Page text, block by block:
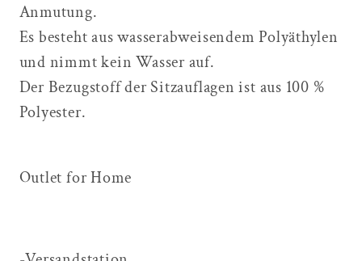
Anmutung.
Es besteht aus wasserabweisendem Polyäthylen
und nimmt kein Wasser auf.
Der Bezugstoff der Sitzauflagen ist aus 100 %
Polyester.
Outlet for Home